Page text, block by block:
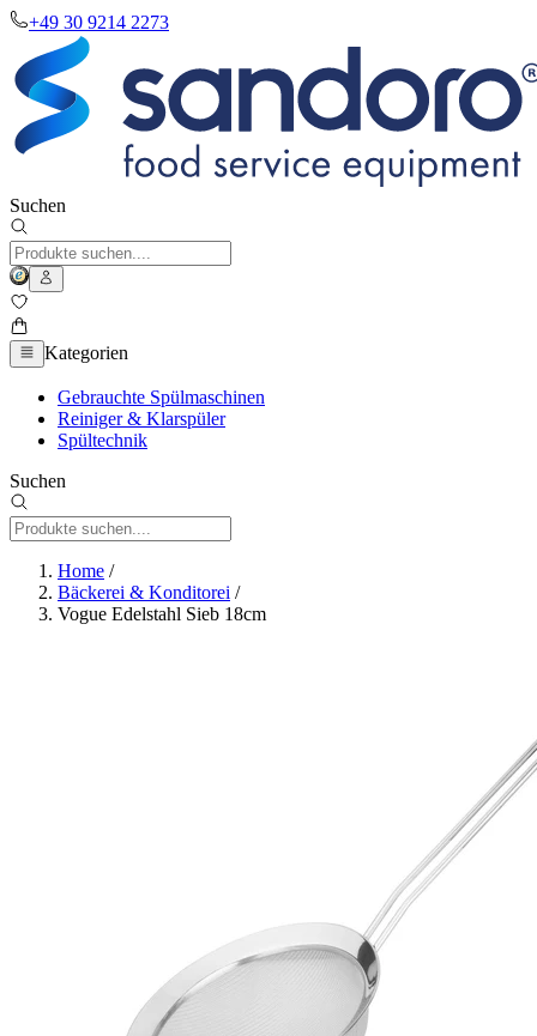
+49 30 9214 2273
Suchen
Kategorien
Gebrauchte Spülmaschinen
Reiniger & Klarspüler
Spültechnik
Suchen
Home /
Bäckerei & Konditorei /
Vogue Edelstahl Sieb 18cm